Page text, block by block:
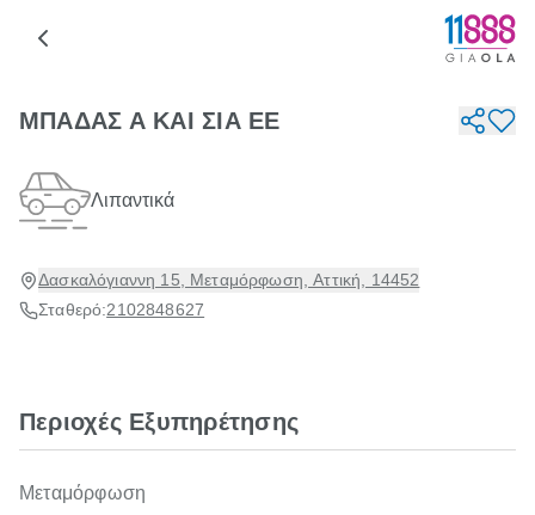
ΜΠΑΔΑΣ Α ΚΑΙ ΣΙΑ EE
Λιπαντικά
Δασκαλόγιαννη 15, Μεταμόρφωση, Αττική, 14452
Σταθερό:2102848627
Περιοχές Εξυπηρέτησης
Μεταμόρφωση